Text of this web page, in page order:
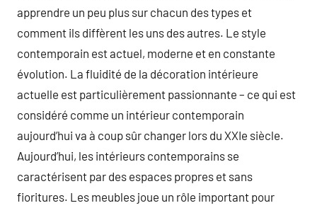
apprendre un peu plus sur chacun des types et
comment ils diffèrent les uns des autres. Le style
contemporain est actuel, moderne et en constante
évolution. La fluidité de la décoration intérieure
actuelle est particulièrement passionnante – ce qui est
considéré comme un intérieur contemporain
aujourd’hui va à coup sûr changer lors du XXIe siècle.
Aujourd’hui, les intérieurs contemporains se
caractérisent par des espaces propres et sans
fioritures. Les meubles joue un rôle important pour